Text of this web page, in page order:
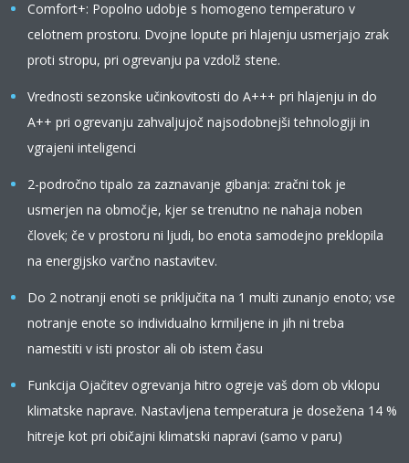
Comfort+: Popolno udobje s homogeno temperaturo v
celotnem prostoru. Dvojne lopute pri hlajenju usmerjajo zrak
proti stropu, pri ogrevanju pa vzdolž stene.
Vrednosti sezonske učinkovitosti do A+++ pri hlajenju in do
A++ pri ogrevanju zahvaljujoč najsodobnejši tehnologiji in
vgrajeni inteligenci
2-področno tipalo za zaznavanje gibanja: zračni tok je
usmerjen na območje, kjer se trenutno ne nahaja noben
človek; če v prostoru ni ljudi, bo enota samodejno preklopila
na energijsko varčno nastavitev.
Do 2 notranji enoti se priključita na 1 multi zunanjo enoto; vse
notranje enote so individualno krmiljene in jih ni treba
namestiti v isti prostor ali ob istem času
Funkcija Ojačitev ogrevanja hitro ogreje vaš dom ob vklopu
klimatske naprave. Nastavljena temperatura je dosežena 14 %
hitreje kot pri običajni klimatski napravi (samo v paru)